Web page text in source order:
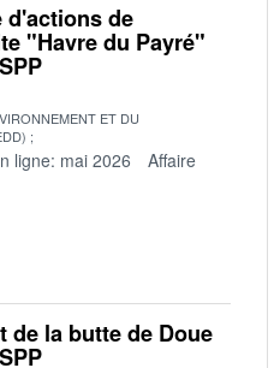
d'actions de
"Havre du Payré"
ET DU
ligne: mai 2026
Affaire
de la butte de Doue